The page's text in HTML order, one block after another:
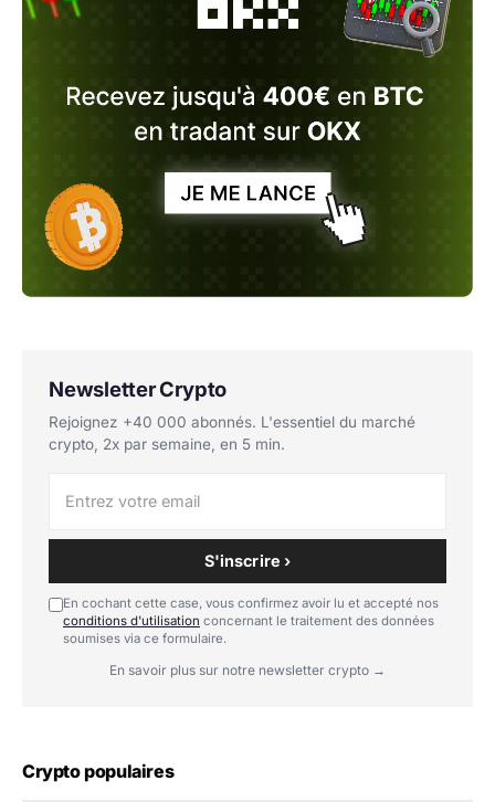
Newsletter Crypto
Rejoignez +40 000 abonnés. L'essentiel du marché
crypto, 2x par semaine, en 5 min.
S'inscrire ›
En cochant cette case, vous confirmez avoir lu et accepté nos
conditions d'utilisation concernant le traitement des données
soumises via ce formulaire.
En savoir plus sur notre newsletter crypto →
Crypto populaires